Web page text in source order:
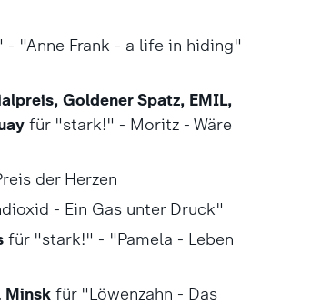
- "Anne Frank - a life in hiding"
Goldener Spatz, EMIL,
für "stark!" - Moritz - Wäre
der Herzen
- Ein Gas unter Druck"
für "stark!" - "Pamela - Leben
Minskfür "Löwenzahn - Das